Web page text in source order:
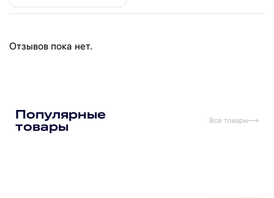
Отзывов пока нет.
Популярные
товары
Все товары